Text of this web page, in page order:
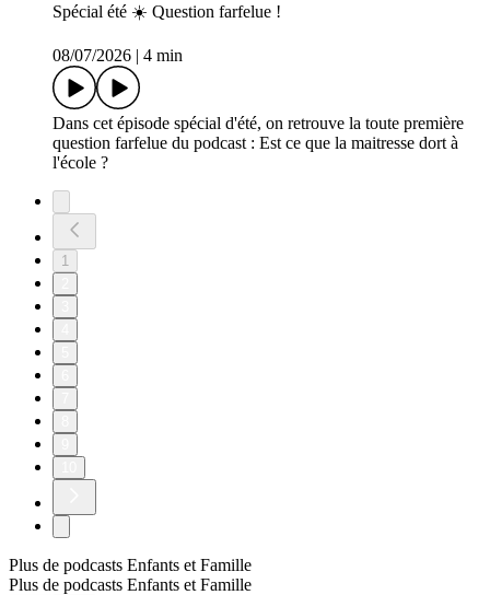
Spécial été ☀️ Question farfelue !
08/07/2026 | 4 min
Dans cet épisode spécial d'été, on retrouve la toute première
question farfelue du podcast : Est ce que la maitresse dort à
l'école ?
1
Plus de podcasts Enfants et Famille
Plus de podcasts Enfants et Famille